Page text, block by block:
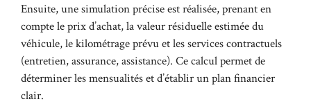
Ensuite, une simulation précise est réalisée, prenant en
compte le prix d’achat, la valeur résiduelle estimée du
véhicule, le kilométrage prévu et les services contractuels
(entretien, assurance, assistance). Ce calcul permet de
déterminer les mensualités et d’établir un plan financier
clair.